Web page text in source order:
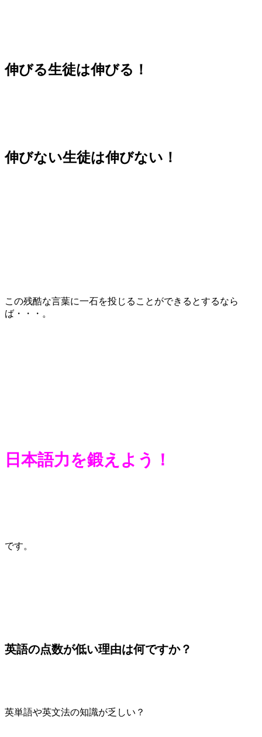
伸びる生徒は伸びる！
伸びない生徒は伸びない！
この残酷な言葉に一石を投じることができるとするなら
ば・・・。
日本語力を鍛えよう！
です。
英語の点数が低い理由は何ですか？
英単語や英文法の知識が乏しい？